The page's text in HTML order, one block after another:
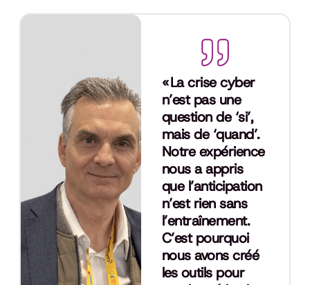
« La crise cyber
n’est pas une
question de ‘si’,
mais de ‘quand’.
Notre expérience
nous a appris
que l’anticipation
n’est rien sans
l’entraînement.
C’est pourquoi
nous avons créé
les outils pour